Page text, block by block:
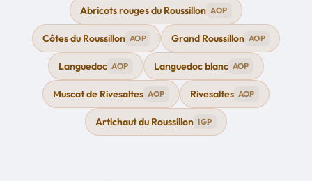
Abricots rouges du Roussillon AOP
Côtes du Roussillon AOP Grand Roussillon AOP
Languedoc AOP Languedoc blanc AOP
Muscat de Rivesaltes AOP Rivesaltes AOP
Artichaut du Roussillon IGP